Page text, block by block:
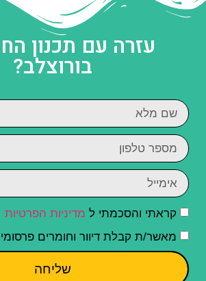
עזרה עם תכנון
בורוצלב?
קראתי והסכמתי ל מדיניות הפרטיות
מאשר/ת קבלת דיוור וחומרים
שליחה